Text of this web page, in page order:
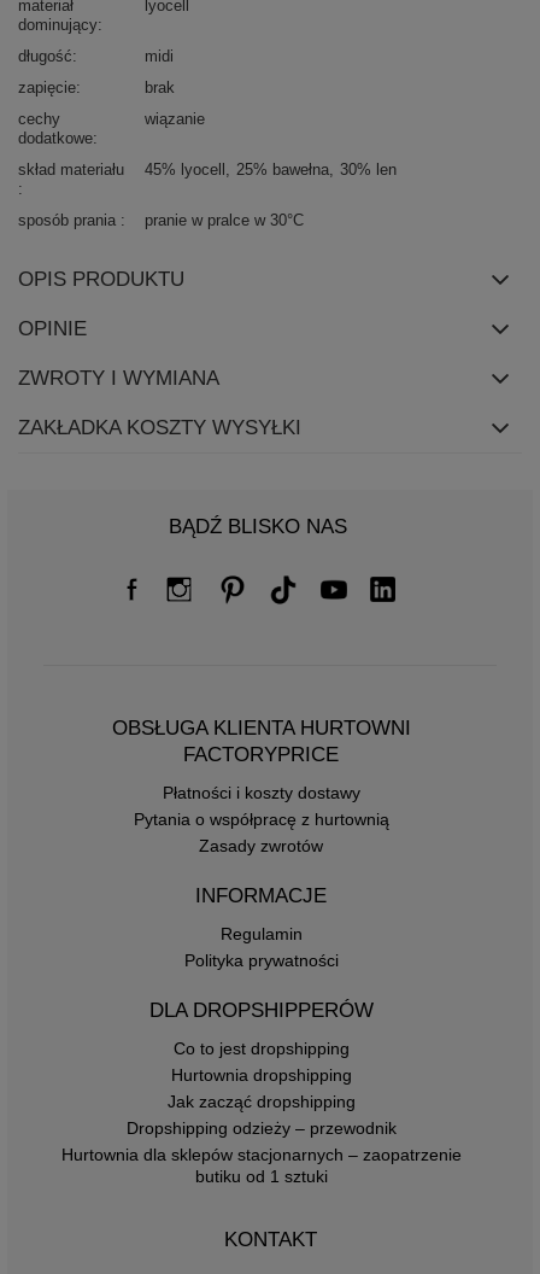
materiał
dominujący
lyocell
długość
midi
zapięcie
brak
cechy
dodatkowe
wiązanie
skład materiału 45% lyocell 25% bawełna 30% len
sposób prania pranie w pralce w 30°C
OPIS PRODUKTU
OPINIE
ZWROTY I WYMIANA
ZAKŁADKA KOSZTY WYSYŁKI
BĄDŹ BLISKO NAS
OBSŁUGA KLIENTA HURTOWNI
FACTORYPRICE
Płatności i koszty dostawy
Pytania o współpracę z hurtownią
Zasady zwrotów
INFORMACJE
Regulamin
Polityka prywatności
DLA DROPSHIPPERÓW
Co to jest dropshipping
Hurtownia dropshipping
Jak zacząć dropshipping
Dropshipping odzieży – przewodnik
Hurtownia dla sklepów stacjonarnych – zaopatrzenie
butiku od 1 sztuki
KONTAKT